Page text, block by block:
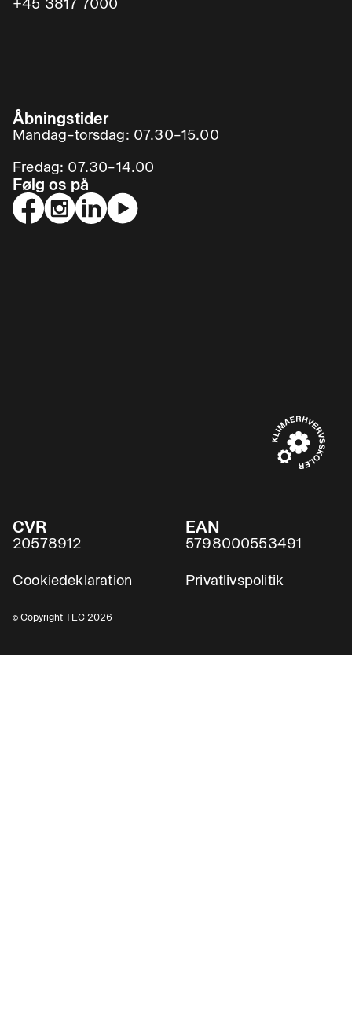
+45 3817 7000
Åbningstider
Mandag–torsdag: 07.30–15.00
Fredag: 07.30–14.00
Følg os på
CVR
20578912
EAN
5798000553491
Cookiedeklaration Privatlivspolitik
© Copyright TEC 2026